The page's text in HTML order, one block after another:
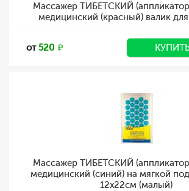
Массажер ТИБЕТСКИЙ (аппликатор
медицинский (красный) валик
от520
Массажер ТИБЕТСКИЙ (аппликатор
медицинский (синий) на мягкой
12x22см (малый)